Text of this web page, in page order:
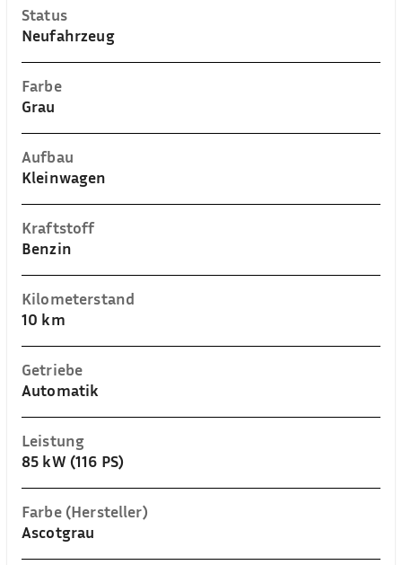
Status
Neufahrzeug
Farbe
Grau
Aufbau
Kleinwagen
Kraftstoff
Benzin
Kilometerstand
10 km
Getriebe
Automatik
Leistung
85 kW (116 PS)
Farbe (Hersteller)
Ascotgrau